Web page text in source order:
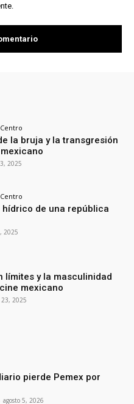
la bruja y la transgresión
2025
hídrico de una república
2025
límites y la masculinidad
mexicano
23, 2025
pierde Pemex por
agosto 5, 2026